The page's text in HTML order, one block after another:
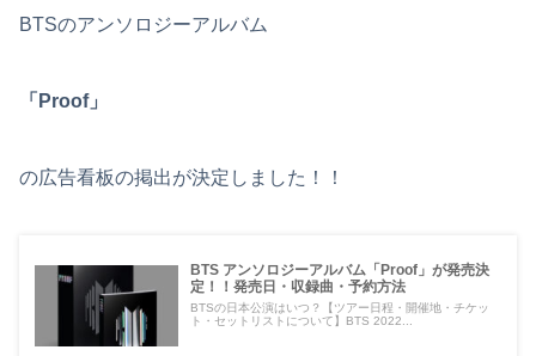
BTSのアンソロジーアルバム
「Proof」
の広告看板の掲出が決定しました！！
BTS アンソロジーアルバム「Proof」が発売決
定！！発売日・収録曲・予約方法
BTSの日本公演はいつ？【ツアー日程・開催地・チケッ
ト・セットリストについて】BTS 2022...